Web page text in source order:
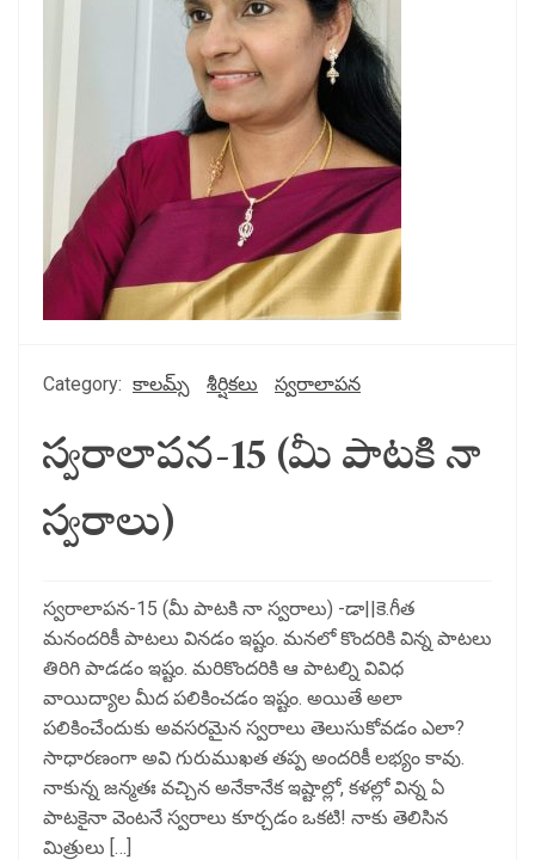
Category: కాలమ్స్ శీర్షికలు స్వరాలాపన
స్వరాలాపన-15 (మీ పాటకి నా
స్వరాలు)
స్వరాలాపన-15 (మీ పాటకి నా స్వరాలు) -డా||కె.గీత
మనందరికీ పాటలు వినడం ఇష్టం. మనలో కొందరికి విన్న పాటలు
తిరిగి పాడడం ఇష్టం. మరికొందరికి ఆ పాటల్ని వివిధ
వాయిద్యాల మీద పలికించడం ఇష్టం. అయితే అలా
పలికించేందుకు అవసరమైన స్వరాలు తెలుసుకోవడం ఎలా?
సాధారణంగా అవి గురుముఖత తప్ప అందరికీ లభ్యం కావు.
నాకున్న జన్మతః వచ్చిన అనేకానేక ఇష్టాల్లో, కళల్లో విన్న ఏ
పాటకైనా వెంటనే స్వరాలు కూర్చడం ఒకటి! నాకు తెలిసిన
మిత్రులు […]